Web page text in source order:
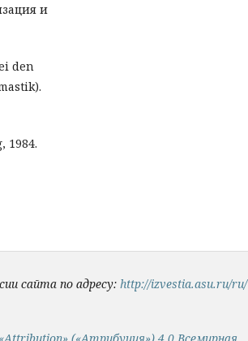
и
den
1984.
сайта по адресу: http://izvestia.asu.ru/ru/